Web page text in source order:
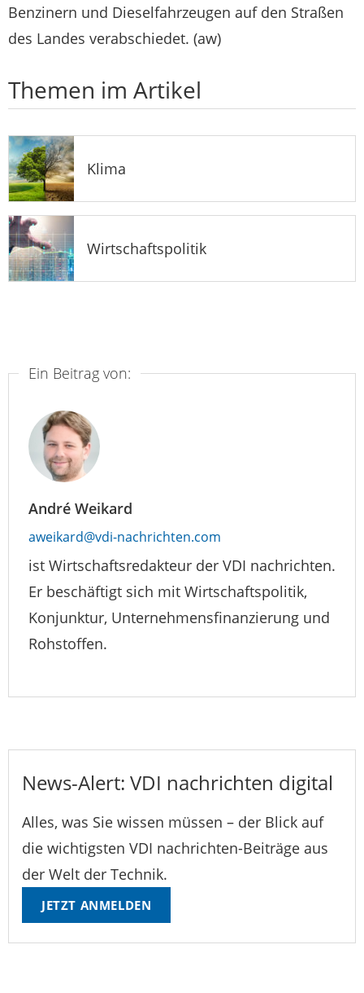
Benzinern und Dieselfahrzeugen auf den Straßen
des Landes verabschiedet. (aw)
Themen im Artikel
Klima
Wirtschaftspolitik
Ein Beitrag von:
André Weikard
aweikard@vdi-nachrichten.com
ist Wirtschaftsredakteur der VDI nachrichten.
Er beschäftigt sich mit Wirtschaftspolitik,
Konjunktur, Unternehmensfinanzierung und
Rohstoffen.
News-Alert: VDI nachrichten digital
Alles, was Sie wissen müssen – der Blick auf
die wichtigsten VDI nachrichten-Beiträge aus
der Welt der Technik.
JETZT ANMELDEN